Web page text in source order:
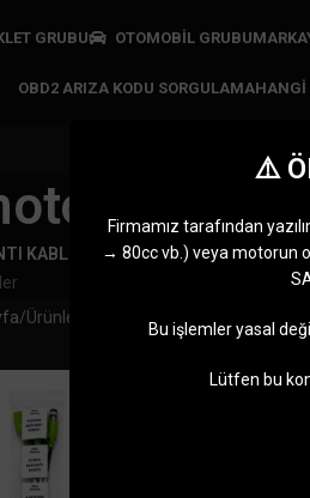
GRUBU OTOMOBİL GRUBU
OBD2 ARIZA KODU SORGULAMAHANGI
KABLOLARI JDIAG CIHAZLARI
5
Ürünler “motosiklet teşhis
⚠️
Firmamız tarafından
→ 80cc vb.) veya motorun
Bu işlemler yasal
Lütfen bu